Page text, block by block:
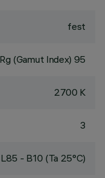
fest
(Gamut Index) 95
2700 K
3
- B10 (Ta 25°C)